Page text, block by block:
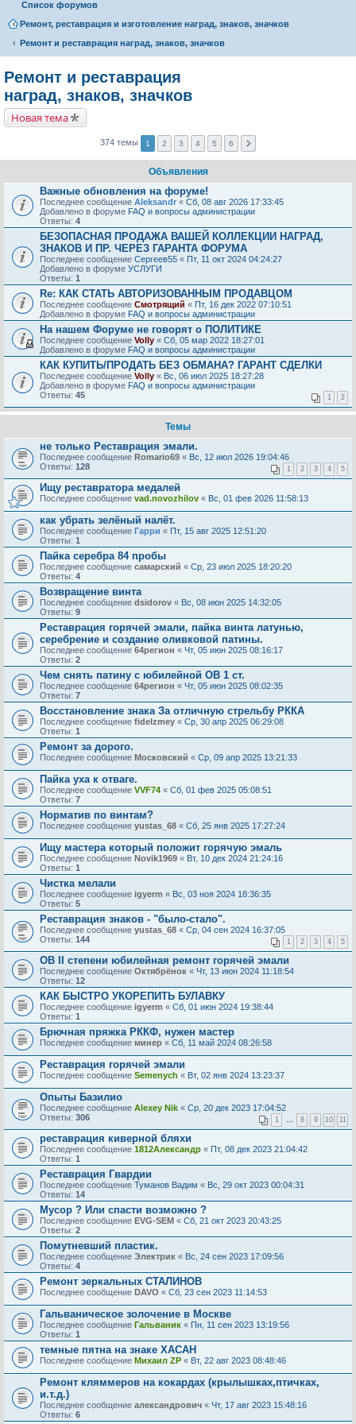
Список форумов
Ремонт, реставрация и изготовление наград, знаков, значков
Ремонт и реставрация наград, знаков, значков
Ремонт и реставрация
наград, знаков, значков
Новая тема
374 темы 1 2 3 4 5 6
Объявления
Важные обновления на форуме!
Последнее сообщение Aleksandr « Сб, 08 авг 2026 17:33:45
Добавлено в форуме FAQ и вопросы администрации
Ответы: 4
БЕЗОПАСНАЯ ПРОДАЖА ВАШЕЙ КОЛЛЕКЦИИ НАГРАД,
ЗНАКОВ И ПР. ЧЕРЕЗ ГАРАНТА ФОРУМА
Последнее сообщение Сергеев55 « Пт, 11 окт 2024 04:24:27
Добавлено в форуме УСЛУГИ
Ответы: 1
Re: КАК СТАТЬ АВТОРИЗОВАННЫМ ПРОДАВЦОМ
Последнее сообщение Смотрящий « Пт, 16 дек 2022 07:10:51
Добавлено в форуме FAQ и вопросы администрации
На нашем Форуме не говорят о ПОЛИТИКЕ
Последнее сообщение Volly « Сб, 05 мар 2022 18:27:01
Добавлено в форуме FAQ и вопросы администрации
КАК КУПИТЬ/ПРОДАТЬ БЕЗ ОБМАНА? ГАРАНТ СДЕЛКИ
Последнее сообщение Volly « Вс, 06 июл 2025 18:27:28
Добавлено в форуме FAQ и вопросы администрации
Ответы: 45 1 2
Темы
не только Реставрация эмали.
Последнее сообщение Romario69 « Вс, 12 июл 2026 19:04:46
Ответы: 128 1 2 3 4 5
Ищу реставратора медалей
Последнее сообщение vad.novozhilov « Вс, 01 фев 2026 11:58:13
как убрать зелёный налёт.
Последнее сообщение Гарри « Пт, 15 авг 2025 12:51:20
Ответы: 1
Пайка серебра 84 пробы
Последнее сообщение самарский « Ср, 23 июл 2025 18:20:20
Ответы: 4
Возвращение винта
Последнее сообщение dsidorov « Вс, 08 июн 2025 14:32:05
Ответы: 9
Реставрация горячей эмали, пайка винта латунью,
серебрение и создание оливковой патины.
Последнее сообщение 64регион « Чт, 05 июн 2025 08:16:17
Ответы: 2
Чем снять патину с юбилейной ОВ 1 ст.
Последнее сообщение 64регион « Чт, 05 июн 2025 08:02:35
Ответы: 7
Восстановление знака За отличную стрельбу РККА
Последнее сообщение fidelzmey « Ср, 30 апр 2025 06:29:08
Ответы: 1
Ремонт за дорого.
Последнее сообщение Московский « Ср, 09 апр 2025 13:21:33
Пайка уха к отваге.
Последнее сообщение VVF74 « Сб, 01 фев 2025 05:08:51
Ответы: 7
Норматив по винтам?
Последнее сообщение yustas_68 « Сб, 25 янв 2025 17:27:24
Ищу мастера который положит горячую эмаль
Последнее сообщение Novik1969 « Вт, 10 дек 2024 21:24:16
Ответы: 1
Чистка мелали
Последнее сообщение igyerm « Вс, 03 ноя 2024 18:36:35
Ответы: 5
Реставрация знаков - "было-стало".
Последнее сообщение yustas_68 « Ср, 04 сен 2024 16:37:05
Ответы: 144 1 2 3 4 5
ОВ II степени юбилейная ремонт горячей эмали
Последнее сообщение Октябрёнок « Чт, 13 июн 2024 11:18:54
Ответы: 12
КАК БЫСТРО УКОРЕПИТЬ БУЛАВКУ
Последнее сообщение igyerm « Сб, 01 июн 2024 19:38:44
Ответы: 1
Брючная пряжка РККФ, нужен мастер
Последнее сообщение минер « Сб, 11 май 2024 08:26:58
Реставрация горячей эмали
Последнее сообщение Semenych « Вт, 02 янв 2024 13:23:37
Опыты Базилио
Последнее сообщение Alexey Nik « Ср, 20 дек 2023 17:04:52
Ответы: 306 1 … 8 9 10 11
реставрация киверной бляхи
Последнее сообщение 1812Александр « Пт, 08 дек 2023 21:04:42
Ответы: 1
Реставрация Гвардии
Последнее сообщение Туманов Вадим « Вс, 29 окт 2023 00:04:31
Ответы: 14
Мусор ? Или спасти возможно ?
Последнее сообщение EVG-SEM « Сб, 21 окт 2023 20:43:25
Ответы: 2
Помутневший пластик.
Последнее сообщение Электрик « Вс, 24 сен 2023 17:09:56
Ответы: 4
Ремонт зеркальных СТАЛИНОВ
Последнее сообщение DAVO « Сб, 23 сен 2023 11:14:53
Гальваническое золочение в Москве
Последнее сообщение Гальваник « Пн, 11 сен 2023 13:19:56
Ответы: 1
темные пятна на знаке ХАСАН
Последнее сообщение Михаил ZP « Вт, 22 авг 2023 08:48:46
Ремонт кляммеров на кокардах (крылышках,птичках,
и.т.д.)
Последнее сообщение александрович « Чт, 17 авг 2023 15:48:16
Ответы: 6